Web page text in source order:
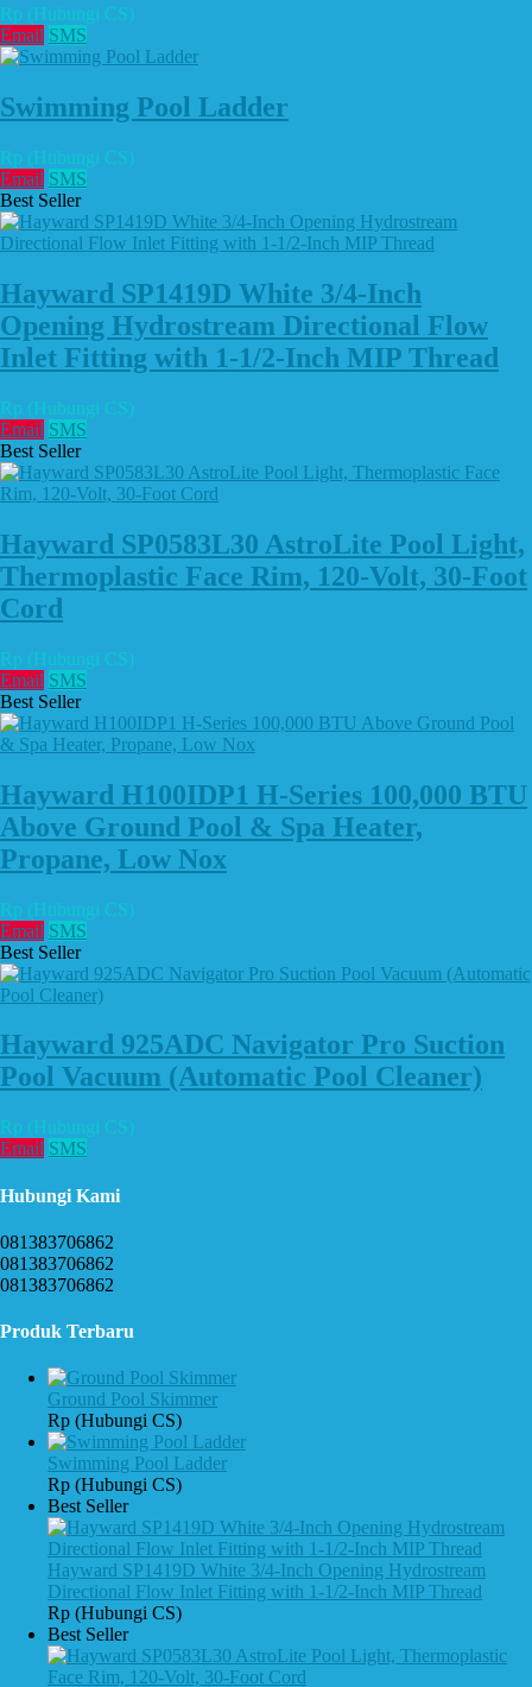
Rp (Hubungi CS)
Email SMS
Swimming Pool Ladder
Rp (Hubungi CS)
Email SMS
Best Seller
Hayward SP1419D White 3/4-Inch
Opening Hydrostream Directional Flow
Inlet Fitting with 1-1/2-Inch MIP Thread
Rp (Hubungi CS)
Email SMS
Best Seller
Hayward SP0583L30 AstroLite Pool Light,
Thermoplastic Face Rim, 120-Volt, 30-Foot
Cord
Rp (Hubungi CS)
Email SMS
Best Seller
Hayward H100IDP1 H-Series 100,000 BTU
Above Ground Pool & Spa Heater,
Propane, Low Nox
Rp (Hubungi CS)
Email SMS
Best Seller
Hayward 925ADC Navigator Pro Suction
Pool Vacuum (Automatic Pool Cleaner)
Rp (Hubungi CS)
Email SMS
Hubungi Kami
081383706862
081383706862
081383706862
Produk Terbaru
Ground Pool Skimmer
Rp (Hubungi CS)
Swimming Pool Ladder
Rp (Hubungi CS)
Best Seller
Hayward SP1419D White 3/4-Inch Opening Hydrostream
Directional Flow Inlet Fitting with 1-1/2-Inch MIP Thread
Rp (Hubungi CS)
Best Seller